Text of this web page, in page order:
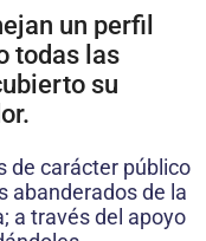
un perfil
todas las
su
de carácter público
abanderados de la
a través del apoyo